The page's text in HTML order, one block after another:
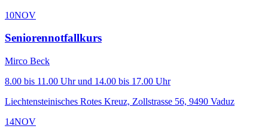
10NOV
Seniorennotfallkurs
Mirco Beck
8.00 bis 11.00 Uhr und 14.00 bis 17.00 Uhr
Liechtensteinisches Rotes Kreuz, Zollstrasse 56, 9490 Vaduz
14NOV